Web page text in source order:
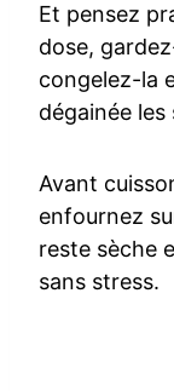
Et pensez
dose,
congelez-la
dégainée les
Avant
enfournez
reste sèche
sans stress.